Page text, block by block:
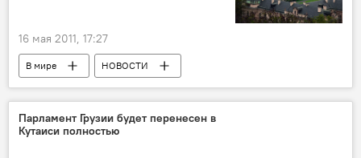
16 мая 2011, 17:27
В мире НОВОСТИ
Парламент Грузии будет перенесен в
Кутаиси полностью